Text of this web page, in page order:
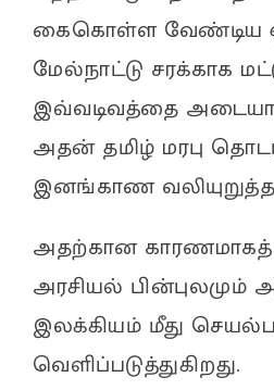
கைகொள்ள வேண்டிய
மேல்நாட்டு சரக்காக
இவ்வடிவத்தை
அதன் தமிழ் மரபு
இனங்காண
அதற்கான காரணமாகத்
அரசியல் பின்புலமும்
இலக்கியம் மீது
வெளிப்படுத்துகிறது.